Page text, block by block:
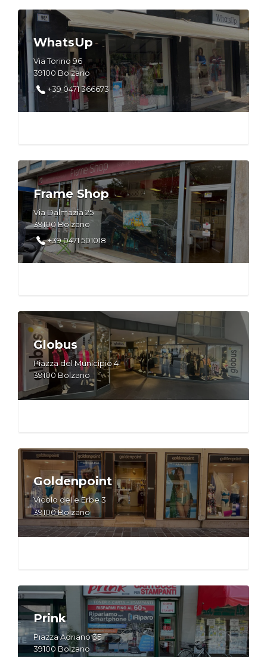
WhatsUp
Via Torino 96
39100 Bolzano
+39 0471 366673
Frame Shop
Via Dalmazia 25
39100 Bolzano
+39 0471 501018
Globus
Piazza del Municipio 4
39100 Bolzano
Goldenpoint
Vicolo delle Erbe 3
39100 Bolzano
Prink
Piazza Adriano 35
39100 Bolzano